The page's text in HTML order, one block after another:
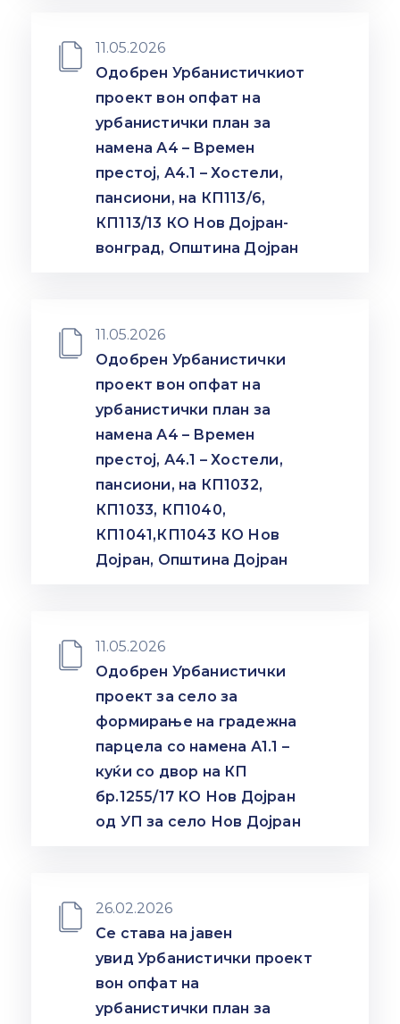
11.05.2026
Одобрен Урбанистичкиот
проект вон опфат на
урбанистички план за
намена А4 – Времен
престој, А4.1 – Хостели,
пансиони, на КП113/6,
КП113/13 КО Нов Дојран-
вонград, Општина Дојран
11.05.2026
Одобрен Урбанистички
проект вон опфат на
урбанистички план за
намена А4 – Времен
престој, А4.1 – Хостели,
пансиони, на КП1032,
КП1033, КП1040,
КП1041,КП1043 КО Нов
Дојран, Општина Дојран
11.05.2026
Одобрен Урбанистички
проект за село за
формирање на градежна
парцела со намена А1.1 –
куќи со двор на КП
бр.1255/17 КО Нов Дојран
од УП за село Нов Дојран
26.02.2026
Се става на јавен
увид Урбанистички проект
вон опфат на
урбанистички план за